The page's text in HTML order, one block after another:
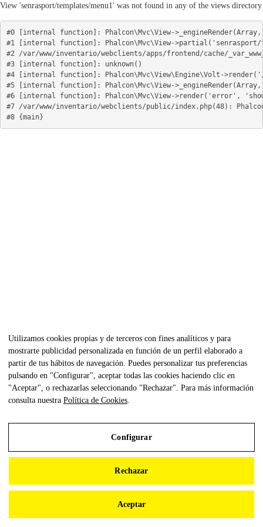
View 'senrasport/templates/menu1' was not found in any of the views directory
#0 [internal function]: Phalcon\Mvc\View-
#1 [internal function]: Phalcon\Mvc\View->partial('senrasport/
#2 /var/www/inventario/webclients/apps/frontend/cache/
#3 [internal function]: unknown()
#4 [internal function]: Phalcon\Mvc\View\Engine\Volt-
#5 [internal function]: Phalcon\Mvc\View-
#6 [internal function]: Phalcon\Mvc\View->render('error',
#7 /var/www/inventario/webclients/public/index.php(48):
#8 {main}
Utilizamos cookies propias y de terceros con fines analíticos y para
mostrarte publicidad personalizada en función de un perfil elaborado a
partir de tus hábitos de navegación. Puedes personalizar tus preferencias
pulsando en "Configurar", aceptar todas las cookies haciendo clic en
"Aceptar", o rechazarlas seleccionando "Rechazar". Para más información
consulta nuestra Política de Cookies.
Configurar
Rechazar
Aceptar
Aviso Legal
Política de Privacidad
Política de Cookies